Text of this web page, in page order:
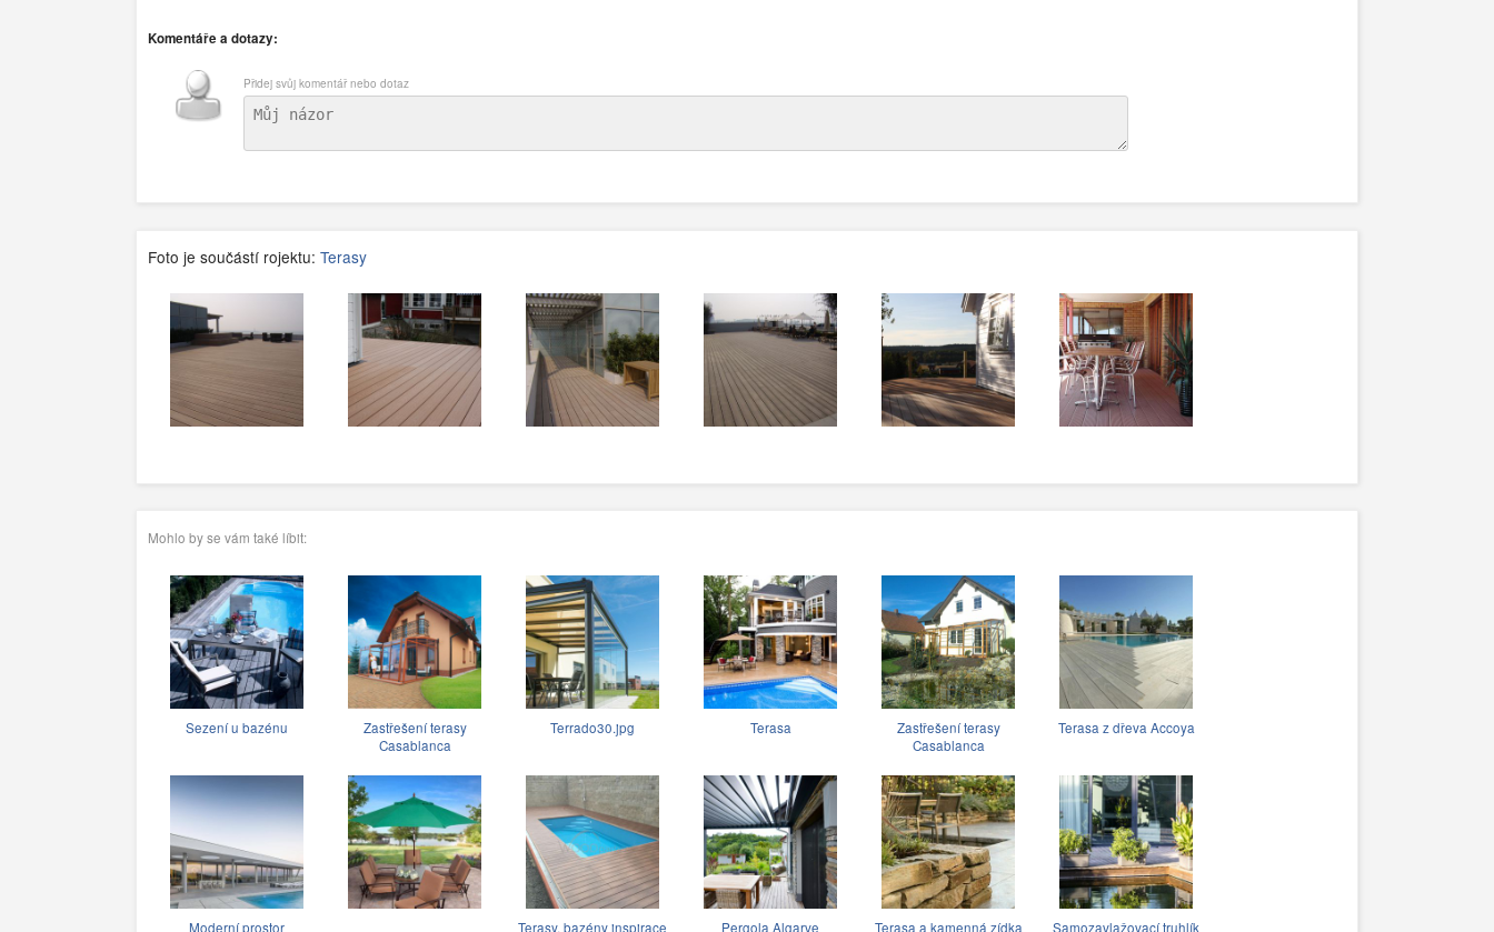
Komentáře a dotazy:
Přidej svůj komentář nebo dotaz
Foto je součástí rojektu: Terasy
Mohlo by se vám také líbit:
Sezení u bazénu
Zastřešení terasy
Casablanca
Terrado30.jpg Terasa
Zastřešení terasy
Casablanca
Terasa z dřeva Accoya
Moderní prostor
Terasy, bazény inspirace
Pergola Algarve Terasa a kamenná zídka
Samozavlažovací truhlík